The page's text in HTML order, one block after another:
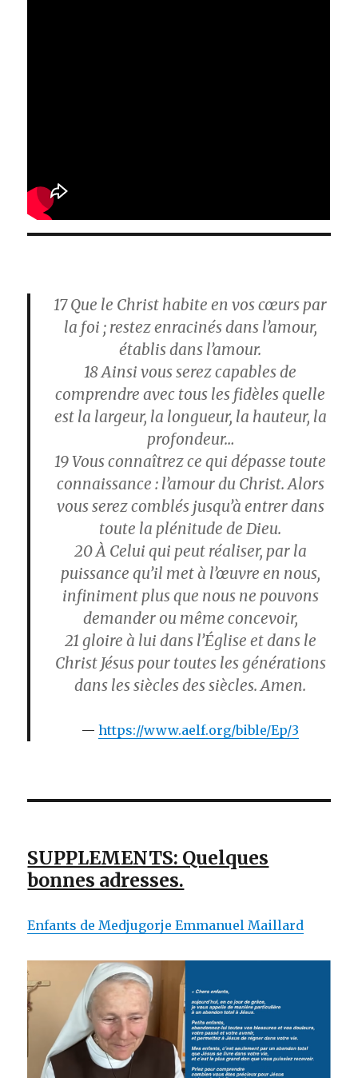
17Que le Christ habite en vos cœurs par
la foi ; restez enracinés dans l’amour,
établis dans l’amour.
18Ainsi vous serez capables de
comprendre avec tous les fidèles quelle
est la largeur, la longueur, la hauteur, la
profondeur…
19Vous connaîtrez ce qui dépasse toute
connaissance : l’amour du Christ. Alors
vous serez comblés jusqu’à entrer dans
toute la plénitude de Dieu.
20À Celui qui peut réaliser, par la
puissance qu’il met à l’œuvre en nous,
infiniment plus que nous ne pouvons
demander ou même concevoir,
21 gloire à lui dans l’Église et dans le
Christ Jésus pour toutes les générations
dans les siècles des siècles. Amen.
https://www.aelf.org/bible/Ep/3
SUPPLEMENTS: Quelques
bonnes adresses.
Enfants de Medjugorje Emmanuel Maillard